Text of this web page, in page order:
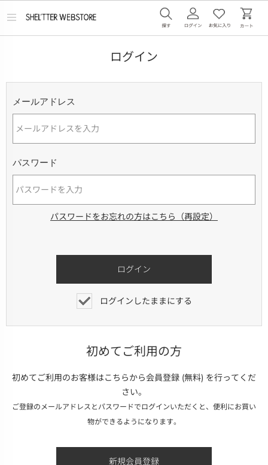
メ
ログイン
メールアドレス
パスワード
パスワードをお忘れの方はこちら（再設定）
ログインしたままにする
初めてご利用の方
初めてご利用のお客様はこちらから会員登録 (無料) を行ってくだ
さい。
ご登録のメールアドレスとパスワードでログインいただくと、便利にお買い
物ができるようになります。